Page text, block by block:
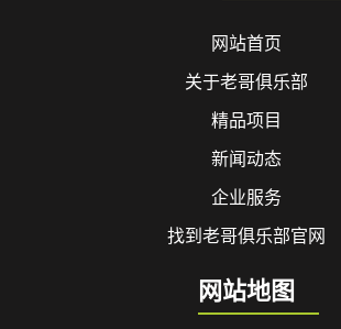
网站首页
关于老哥俱乐部
精品项目
新闻动态
企业服务
找到老哥俱乐部官网
网站地图